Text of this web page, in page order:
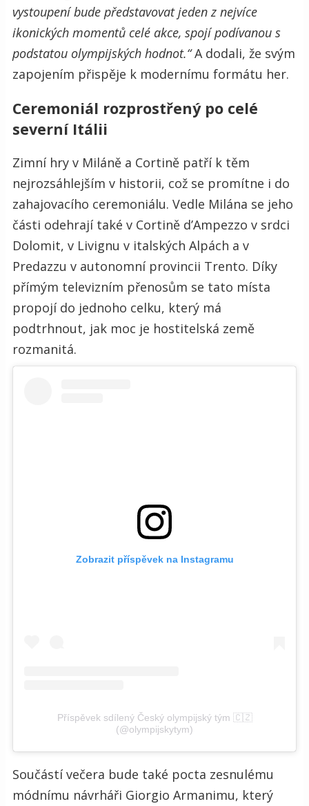
vystoupení bude představovat jeden z nejvíce
ikonických momentů celé akce, spojí podívanou s
podstatou olympijských hodnot.“A dodali, že svým
zapojením přispěje k modernímu formátu her.
Ceremoniál rozprostřený po celé
severní Itálii
Zimní hry v Miláně a Cortině patří k těm
nejrozsáhlejším v historii, což se promítne i do
zahajovacího ceremoniálu. Vedle Milána se jeho
části odehrají také v Cortině d’Ampezzo v srdci
Dolomit, v Livignu v italských Alpách a v
Predazzu v autonomní provincii Trento. Díky
přímým televizním přenosům se tato místa
propojí do jednoho celku, který má
podtrhnout, jak moc je hostitelská země
rozmanitá.
Zobrazit příspěvek na Instagramu
Příspěvek sdílený Český olympijský tým 🇨🇿
(@olympijskytym)
Součástí večera bude také pocta zesnulému
módnímu návrháři Giorgio Armanimu, který